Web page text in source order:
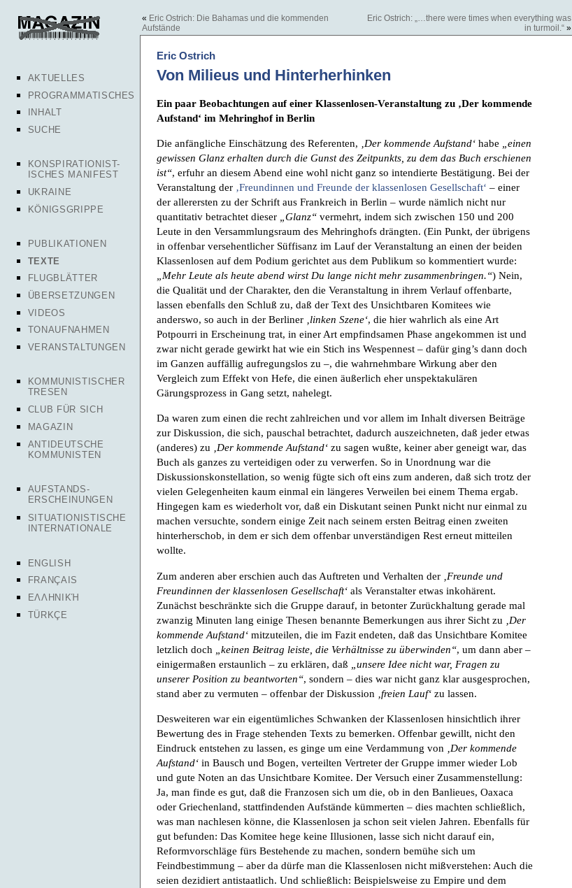
AKTUELLES
PROGRAMMATISCHES
INHALT
SUCHE
KONSPIRATIONIST-
ISCHES MANIFEST
UKRAINE
KÖNIGSGRIPPE
PUBLIKATIONEN
TEXTE
FLUGBLÄTTER
ÜBERSETZUNGEN
VIDEOS
TONAUFNAHMEN
VERANSTALTUNGEN
KOMMUNISTISCHER
TRESEN
CLUB FÜR SICH
MAGAZIN
ANTIDEUTSCHE
KOMMUNISTEN
AUFSTANDS-
ERSCHEINUNGEN
SITUATIONISTISCHE
INTERNATIONALE
ENGLISH
FRANÇAIS
ΕΛΛΗΝΙΚΉ
TÜRKÇE
« Eric Ostrich: Die Bahamas und die kommenden
Aufstände
Eric Ostrich: „…there were times when everything was
in turmoil.“ »
Eric Ostrich
Von Milieus und Hinterherhinken
Ein paar Beobachtungen auf einer Klassenlosen-Veranstaltung zu ‚Der kommende
Aufstand‘ im Mehringhof in Berlin
Die anfängliche Einschätzung des Referenten, ‚Der kommende Aufstand‘ habe
„einen
gewissen Glanz erhalten durch die Gunst des Zeitpunkts, zu dem das Buch erschienen
ist“, erfuhr an diesem Abend eine wohl nicht ganz so intendierte Bestätigung. Bei der
Veranstaltung der ‚Freundinnen und Freunde der klassenlosen Gesellschaft‘ – einer
der allerersten zu der Schrift aus Frankreich in Berlin – wurde nämlich nicht nur
quantitativ betrachtet dieser
„Glanz“ vermehrt, indem sich zwischen 150 und 200
Leute in den Versammlungsraum des Mehringhofs drängten. (Ein Punkt, der übrigens
in offenbar versehentlicher Süffisanz im Lauf der Veranstaltung an einen der beiden
Klassenlosen auf dem Podium gerichtet aus dem Publikum so kommentiert wurde:
„Mehr Leute als heute abend wirst Du lange nicht mehr zusammenbringen.“) Nein,
die Qualität und der Charakter, den die Veranstaltung in ihrem Verlauf offenbarte,
lassen ebenfalls den Schluß zu, daß der Text des Unsichtbaren Komitees wie
anderswo, so auch in der Berliner ‚linken Szene‘, die hier wahrlich als eine Art
Potpourri in Erscheinung trat, in einer Art empfindsamen Phase angekommen ist und
zwar nicht gerade gewirkt hat wie ein Stich ins Wespennest – dafür ging’s dann doch
im Ganzen auffällig aufregungslos zu –, die wahrnehmbare Wirkung aber den
Vergleich zum Effekt von Hefe, die einen äußerlich eher unspektakulären
Gärungsprozess in Gang setzt, nahelegt.
Da waren zum einen die recht zahlreichen und vor allem im Inhalt diversen Beiträge
zur Diskussion, die sich, pauschal betrachtet, dadurch auszeichneten, daß jeder etwas
(anderes) zu
‚Der kommende Aufstand‘ zu sagen wußte, keiner aber geneigt war, das
Buch als ganzes zu verteidigen oder zu verwerfen. So in Unordnung war die
Diskussionskonstellation, so wenig fügte sich oft eins zum anderen, daß sich trotz der
vielen Gelegenheiten kaum einmal ein längeres Verweilen bei einem Thema ergab.
Hingegen kam es wiederholt vor, daß ein Diskutant seinen Punkt nicht nur einmal zu
machen versuchte, sondern einige Zeit nach seinem ersten Beitrag einen zweiten
hinterherschob, in dem er sich dem offenbar unverständigen Rest erneut mitteilen
wollte.
Zum anderen aber erschien auch das Auftreten und Verhalten der ‚Freunde und
Freundinnen der klassenlosen Gesellschaft‘ als Veranstalter etwas inkohärent.
Zunächst beschränkte sich die Gruppe darauf, in betonter Zurückhaltung gerade mal
zwanzig Minuten lang einige Thesen benannte Bemerkungen aus ihrer Sicht zu
‚Der
kommende Aufstand‘ mitzuteilen, die im Fazit endeten, daß das Unsichtbare Komitee
letzlich doch
„keinen Beitrag leiste, die Verhältnisse zu überwinden“, um dann aber –
einigermaßen erstaunlich – zu erklären, daß
„unsere Idee nicht war, Fragen zu
unserer Position zu beantworten“, sondern – dies war nicht ganz klar ausgesprochen,
stand aber zu vermuten – offenbar der Diskussion ‚freien Lauf‘ zu lassen.
Desweiteren war ein eigentümliches Schwanken der Klassenlosen hinsichtlich ihrer
Bewertung des in Frage stehenden Texts zu bemerken. Offenbar gewillt, nicht den
Eindruck entstehen zu lassen, es ginge um eine Verdammung von
‚Der kommende
Aufstand‘ in Bausch und Bogen, verteilten Vertreter der Gruppe immer wieder Lob
und gute Noten an das Unsichtbare Komitee. Der Versuch einer Zusammenstellung:
Ja, man finde es gut, daß die Franzosen sich um die, ob in den Banlieues, Oaxaca
oder Griechenland, stattfindenden Aufstände kümmerten – dies machten schließlich,
was man nachlesen könne, die Klassenlosen ja schon seit vielen Jahren. Ebenfalls für
gut befunden: Das Komitee hege keine Illusionen, lasse sich nicht darauf ein,
Reformvorschläge fürs Bestehende zu machen, sondern bemühe sich um
Feindbestimmung – aber da dürfe man die Klassenlosen nicht mißverstehen: Auch die
seien dezidiert antistaatlich. Und schließlich: Beispielsweise zu Empire und dem